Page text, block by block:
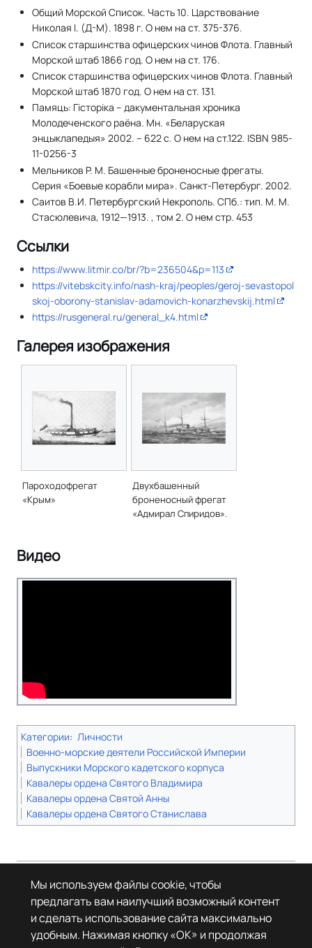
Общий Морской Список. Часть 10. Царствование
Николая I. (Д-М). 1898 г. О нем на ст. 375-376.
Список старшинства офицерских чинов Флота. Главный
Морской штаб 1866 год. О нем на ст. 176.
Список старшинства офицерских чинов Флота. Главный
Морской штаб 1870 год. О нем на ст. 131.
Памяць: Гiсторiка – дакументальная хроника
Молодеченского раёна. Мн. «Беларуская
энцыклапедыя» 2002. – 622 с. О нем на ст.122. ISBN 985-
11-0256-3
Мельников P. M. Башенные броненосные фрегаты.
Серия «Боевые корабли мира». Санкт-Петербург. 2002.
Саитов В.И. Петербургский Некрополь. СПб.: тип. М. М.
Стасюлевича, 1912—1913. , том 2. О нем стр. 453
Ссылки
https://www.litmir.co/br/?b=236504&p=113
https://vitebskcity.info/nash-kraj/peoples/geroj-sevastopol
skoj-oborony-stanislav-adamovich-konarzhevskij.html
https://rusgeneral.ru/general_k4.html
Галерея изображения
Пароходофрегат
«Крым»
Двухбашенный
броненосный фрегат
«Адмирал Спиридов».
Видео
Категории: Личности
Военно-морские деятели Российской Империи
Выпускники Морского кадетского корпуса
Кавалеры ордена Святого Владимира
Кавалеры ордена Святой Анны
Кавалеры ордена Святого Станислава
Страница в последний раз была отредактирована 27 марта 2026 года
в 23:57.
© Леста Игры, 2022–2026. Игры «Мир танков», «Мир кораблей», Tanks
Blitz основаны на интеллектуальной собственности третьих лиц. Все
права на объекты прав третьих лиц принадлежат их законным
правообладателям.
Мы используем файлы cookie, чтобы
предлагать вам наилучший возможный контент
и сделать использование сайта максимально
удобным. Нажимая кнопку «OK» и продолжая